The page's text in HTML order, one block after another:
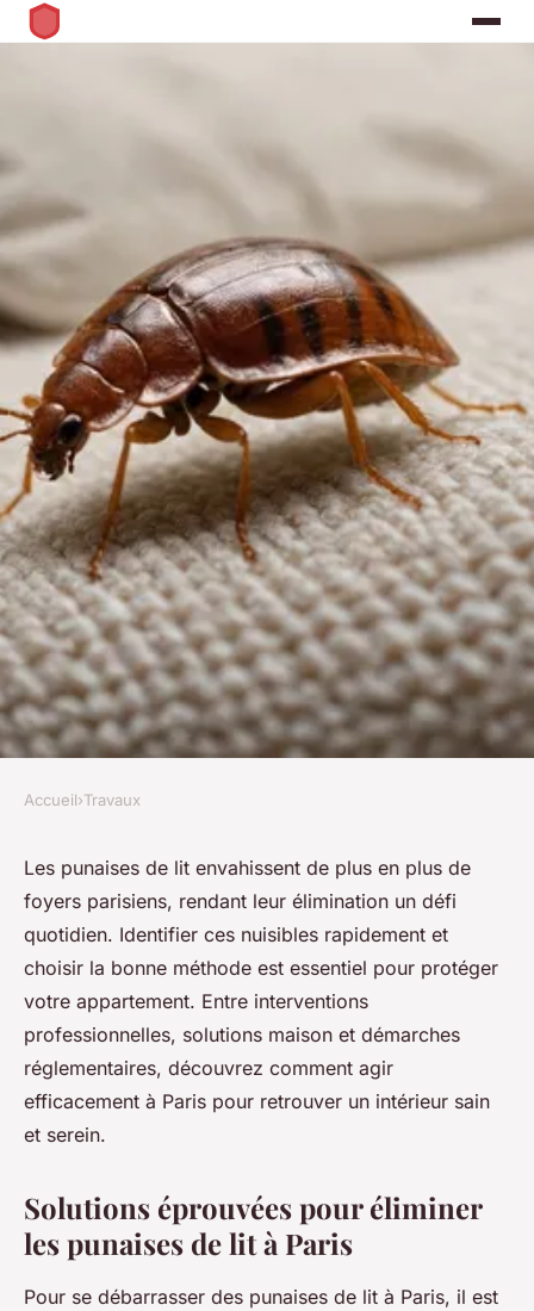
Top méthodes pour éliminer
les punaises de lit à paris
Jade•27 novembre 2025•6 min de lecture
Accueil›Travaux
Les punaises de lit envahissent de plus en plus de
foyers parisiens, rendant leur élimination un défi
quotidien. Identifier ces nuisibles rapidement et
choisir la bonne méthode est essentiel pour protéger
votre appartement. Entre interventions
professionnelles, solutions maison et démarches
réglementaires, découvrez comment agir
efficacement à Paris pour retrouver un intérieur sain
et serein.
Solutions éprouvées pour éliminer
les punaises de lit à Paris
Pour se débarrasser des punaises de lit à Paris, il est